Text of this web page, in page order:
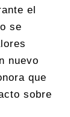
el
se
nuevo
que
sobre